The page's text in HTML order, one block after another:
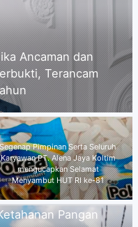
dan Tenaga Kerja
Seluruh Jajaran
HUT RI ke-81
Reza Baskoro : Perkuat
Ketahanan Pangan Melalui
Kolaborasi BUMDes dan MBG,
Merupakan Langkah Strategis
Tingkatkan Kesejahteraan
Masyarakat